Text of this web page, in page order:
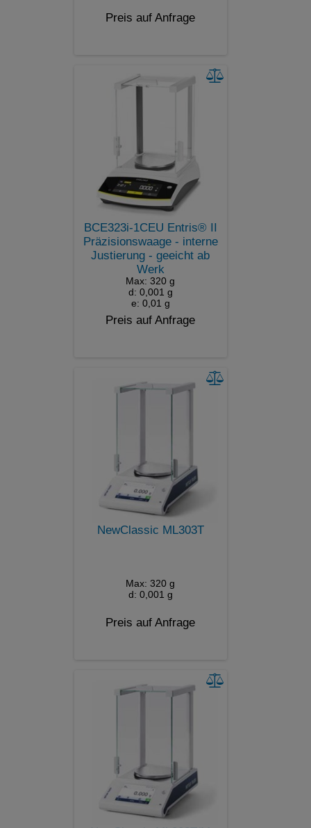
Preis auf Anfrage
BCE323i-1CEU Entris® II
Präzisionswaage - interne
Justierung - geeicht ab
Werk
Max: 320 g
d: 0,001 g
e: 0,01 g
Preis auf Anfrage
NewClassic ML303T
Max: 320 g
d: 0,001 g
Preis auf Anfrage